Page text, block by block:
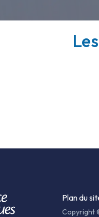
Plan du
Copyright